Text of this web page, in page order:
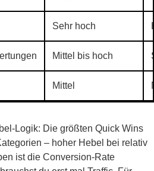
Sehr hoch
Mittel bis hoch
Mittel
Logik: Die größten Quick Wins
– hoher Hebel bei relativ
ist die Conversion-Rate